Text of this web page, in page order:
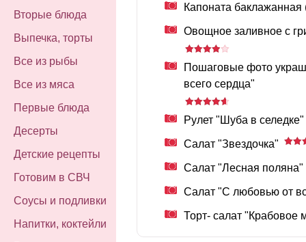
Вторые блюда
Выпечка, торты
Все из рыбы
Все из мяса
Первые блюда
Десерты
Детские рецепты
Готовим в СВЧ
Соусы и подливки
Напитки, коктейли
Капоната баклажанная
Овощное заливное с
Пошаговые фото
всего сердца"
Рулет "Шуба в селедке"
Салат "Звездочка"
Салат "Лесная поляна"
Салат "С любовью от
Торт- салат "Крабовое